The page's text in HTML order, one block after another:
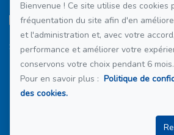
Suivez-moi sur Facebook !
Membre du réseau :Via Capitale
Bienvenue ! Ce site utilise des cookies
fréquentation du site afin d'en
et l'administration et, avec votre
performance et améliorer votre
conservons votre choix pendant 6 mois.
Pour en savoir plus : Politique de
des cookies.